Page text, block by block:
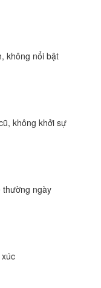
không nổi bật
không khởi sự
thường ngày